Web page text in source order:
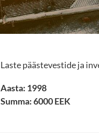
Laste päästevestide ja
Aasta: 1998
Summa: 6000 EEK